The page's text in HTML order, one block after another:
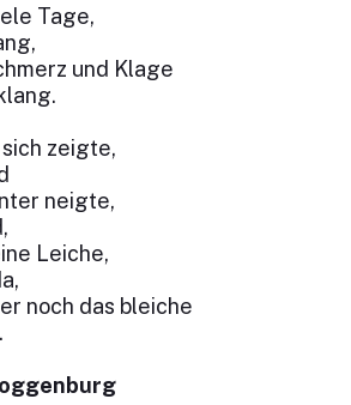
Tage,
und Klage
zeigte,
neigte,
Leiche,
noch das bleiche